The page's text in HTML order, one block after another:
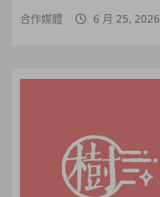
合作媒體 6 月 25, 2026